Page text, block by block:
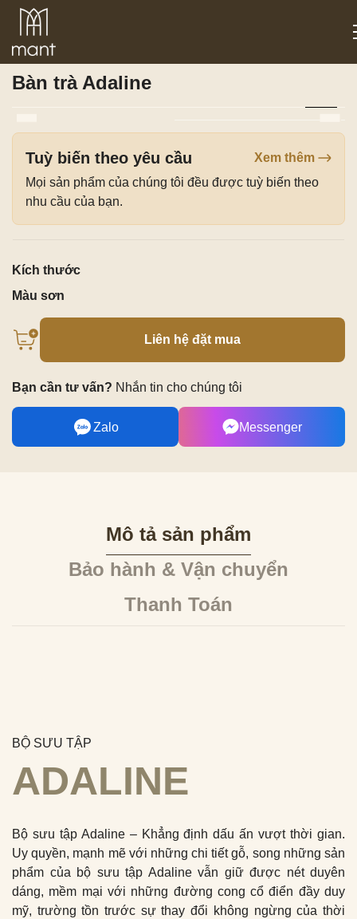
Trang chủ
Bàn trà Adaline
Tuỳ biến theo yêu cầu
Xem thêm
Mọi sản phẩm của chúng tôi đều được tuỳ biến theo
nhu cầu của bạn.
Kích thước
Màu sơn
Liên hệ đặt mua
Bạn cần tư vấn? Nhắn tin cho chúng tôi
Zalo Messenger
Mô tả sản phẩm
Bảo hành & Vận chuyển
Thanh Toán
BỘ SƯU TẬP
ADALINE
Bộ sưu tập Adaline – Khẳng định dấu ấn vượt thời gian.
Uy quyền, mạnh mẽ với những chi tiết gỗ, song những sản
phẩm của bộ sưu tập Adaline vẫn giữ được nét duyên
dáng, mềm mại với những đường cong cổ điển đầy duy
mỹ, trường tồn trước sự thay đổi không ngừng của thời